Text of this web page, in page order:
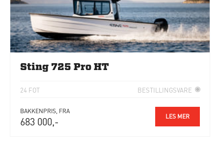
Sting 725 Pro HT
24 FOT BESTILLINGSVARE
BAKKENPRIS, FRA
683 000,- LES MER